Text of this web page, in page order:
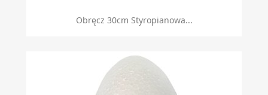
Obręcz 30cm Styropianowa...